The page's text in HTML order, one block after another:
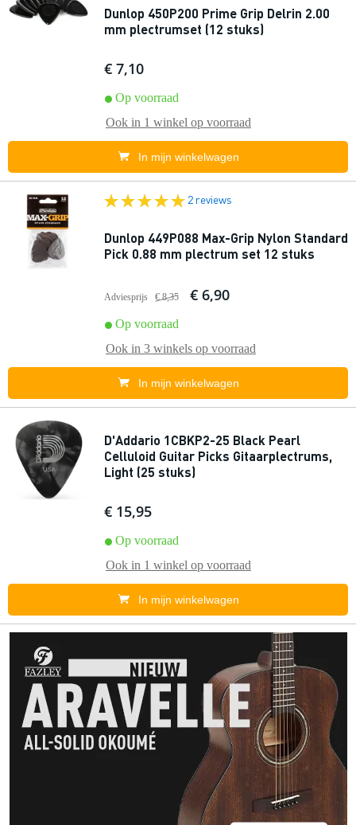
Dunlop 450P200 Prime Grip Delrin 2.00
mm plectrumset (12 stuks)
€ 7,10
Op voorraad
Ook in 1 winkel op voorraad
In mijn winkelwagen
2 reviews
Dunlop 449P088 Max-Grip Nylon Standard
Pick 0.88 mm plectrum set 12 stuks
Adviesprijs € 8,35 € 6,90
Op voorraad
Ook in 3 winkels op voorraad
In mijn winkelwagen
D'Addario 1CBKP2-25 Black Pearl
Celluloid Guitar Picks Gitaarplectrums,
Light (25 stuks)
€ 15,95
Op voorraad
Ook in 1 winkel op voorraad
In mijn winkelwagen